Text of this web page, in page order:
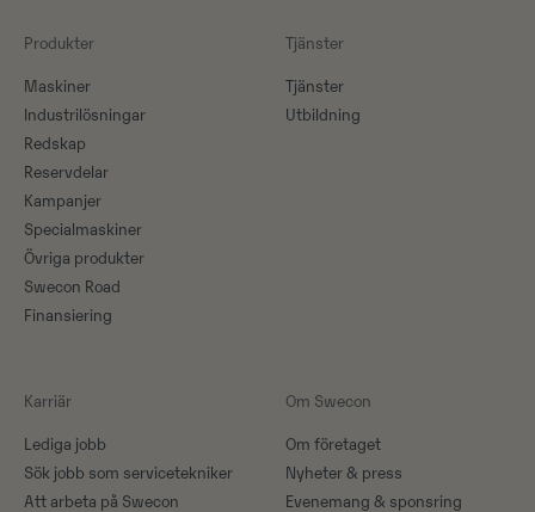
Produkter
Maskiner​
Industrilösningar
Redskap
Reservdelar
Kampanjer
Specialmaskiner
Övriga produkter
Swecon Road
Finansiering
Tjänster
Tjänster
Utbildning
Karriär
Lediga jobb
Sök jobb som servicetekniker
Att arbeta på Swecon
Om Swecon
Om företaget
Nyheter & press
Evenemang & sponsring